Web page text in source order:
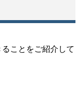
ことをご紹介して